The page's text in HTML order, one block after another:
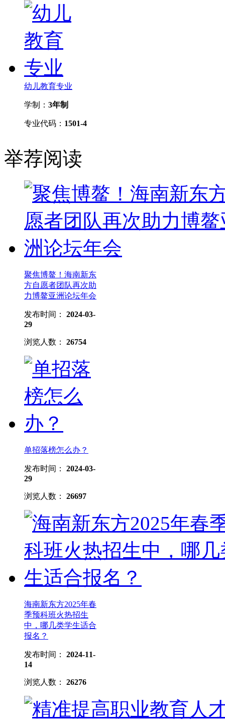
幼儿教育专业
学制： 3年制
专业代码： 1501-4
举荐阅读
聚焦博鳌！海南新东
方自愿者团队再次助
力博鳌亚洲论坛年会
发布时间： 2024-03-
29
浏览人数： 26754
单招落榜怎么办？
发布时间： 2024-03-
29
浏览人数： 26697
海南新东方2025年春
季预科班火热招生
中，哪几类学生适合
报名？
发布时间： 2024-11-
14
浏览人数： 26276